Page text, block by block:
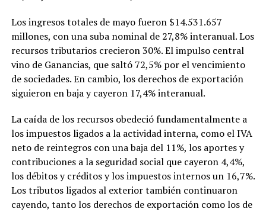
Los ingresos totales de mayo fueron $14.531.657
millones, con una suba nominal de 27,8% interanual. Los
recursos tributarios crecieron 30%. El impulso central
vino de Ganancias, que saltó 72,5% por el vencimiento
de sociedades. En cambio, los derechos de exportación
siguieron en baja y cayeron 17,4% interanual.
La caída de los recursos obedeció fundamentalmente a
los impuestos ligados a la actividad interna, como el IVA
neto de reintegros con una baja del 11%, los aportes y
contribuciones a la seguridad social que cayeron 4,4%,
los débitos y créditos y los impuestos internos un 16,7%.
Los tributos ligados al exterior también continuaron
cayendo, tanto los derechos de exportación como los de